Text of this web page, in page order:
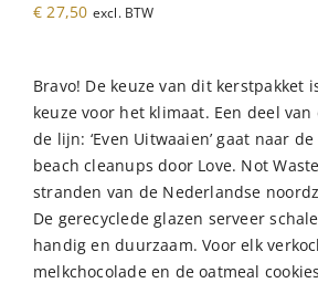
€ 27,50 excl. BTW
Bravo! De keuze van dit kerstpakket
keuze voor het klimaat. Een deel
de lijn: ‘Even Uitwaaien’ gaat naar
beach cleanups door Love. Not
stranden van de Nederlandse
De gerecyclede glazen serveer
handig en duurzaam. Voor elk
melkchocolade en de oatmeal